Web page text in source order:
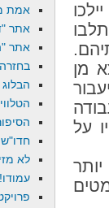
17 ללא יוצא מן
על
יותר
אמת
אתר
אתר
חדו"ש
לא
עמודו!